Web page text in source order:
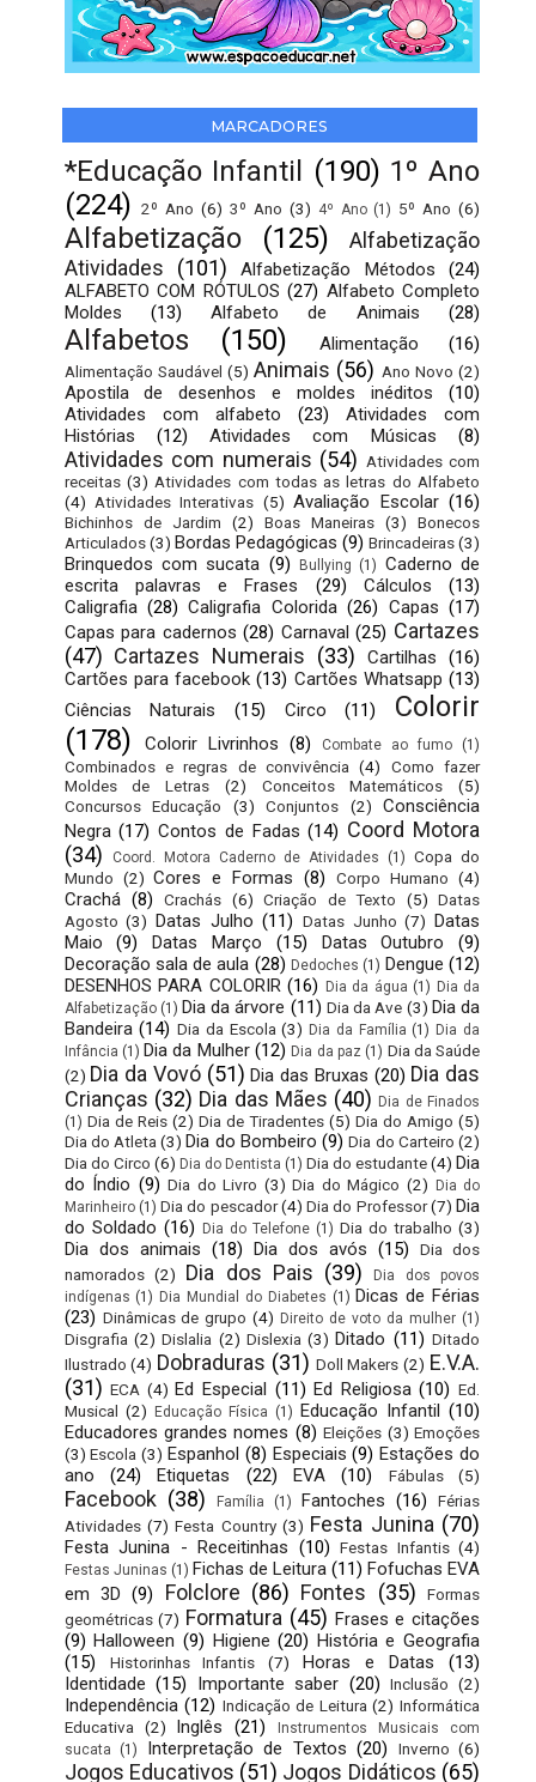
MARCADORES
*Educação Infantil (190) 1º Ano
(224) 2º Ano (6) 3º Ano (3) 4º Ano (1) 5º Ano (6)
Alfabetização (125)
Alfabetização
Atividades
(101) Alfabetização Métodos
(24)
ALFABETO COM RÓTULOS (27) Alfabeto Completo
Moldes
(13) Alfabeto de Animais (28)
Alfabetos (150) Alimentação (16)
Alimentação Saudável (5) Animais (56) Ano Novo (2)
Apostila de desenhos e moldes inéditos
(10)
Atividades com alfabeto
(23)
Atividades com
Histórias
(12) Atividades com Músicas (8)
Atividades com numerais (54) Atividades com
receitas (3) Atividades com todas as letras do Alfabeto
(4) Atividades Interativas (5) Avaliação Escolar (16)
Bichinhos de Jardim (2) Boas Maneiras (3)
Bonecos
Articulados (3) Bordas Pedagógicas (9) Brincadeiras(3)
Brinquedos com sucata (9) Bullying (1) Caderno de
escrita palavras e Frases
(29) Cálculos
(13)
Caligrafia (28) Caligrafia Colorida (26) Capas (17)
Capas para cadernos (28) Carnaval (25) Cartazes
(47) Cartazes Numerais (33) Cartilhas
(16)
Cartões para facebook (13) Cartões Whatsapp (13)
Ciências Naturais
(15) Circo (11)
Colorir
(178)
Colorir Livrinhos (8) Combate ao fumo (1)
Combinados e regras de convivência (4)
Como fazer
Moldes de Letras
(2) Conceitos Matemáticos
(5)
Concursos Educação
(3) Conjuntos (2)
Consciência
Negra (17) Contos de Fadas (14) Coord Motora
(34)
Coord. Motora Caderno de Atividades (1) Copa do
Mundo (2) Cores e Formas (8) Corpo Humano (4)
Crachá (8) Crachás (6) Criação de Texto (5) Datas
Agosto (3) Datas Julho (11) Datas Junho (7) Datas
Maio
(9) Datas Março (15) Datas Outubro
(9)
Decoração sala de aula (28) Dedoches (1) Dengue (12)
DESENHOS PARA COLORIR (16) Dia da água (1) Dia da
Alfabetização (1) Dia da árvore (11) Dia da Ave (3) Dia da
Bandeira (14) Dia da Escola (3) Dia da Família (1) Dia da
Infância (1) Dia da Mulher (12) Dia da paz (1) Dia da Saúde
(2) Dia da Vovó (51) Dia das Bruxas (20) Dia das
Crianças (32) Dia das Mães (40) Dia de Finados
(1) Dia de Reis (2) Dia de Tiradentes (5) Dia do Amigo (5)
Dia do Atleta (3) Dia do Bombeiro (9) Dia do Carteiro (2)
Dia do Circo (6) Dia do Dentista (1) Dia do estudante(4) Dia
do Índio (9) Dia do Livro (3) Dia do Mágico (2)
Dia do
Marinheiro (1) Dia do pescador (4) Dia do Professor (7) Dia
do Soldado (16) Dia do Telefone (1) Dia do trabalho (3)
Dia dos animais (18) Dia dos avós (15)
Dia dos
namorados (2) Dia dos Pais (39)
Dia dos povos
indígenas (1) Dia Mundial do Diabetes (1) Dicas de Férias
(23) Dinâmicas de grupo (4) Direito de voto da mulher (1)
Disgrafia (2) Dislalia (2) Dislexia (3) Ditado (11) Ditado
Ilustrado (4) Dobraduras (31) Doll Makers (2) E.V.A.
(31) ECA (4) Ed Especial (11) Ed Religiosa (10) Ed.
Musical (2) Educação Física (1) Educação Infantil (10)
Educadores grandes nomes (8) Eleições (3) Emoções
(3) Escola (3) Espanhol (8) Especiais (9) Estações do
ano
(24) Etiquetas (22) EVA (10) Fábulas (5)
Facebook (38) Família (1) Fantoches (16)
Férias
Atividades (7) Festa Country (3) Festa Junina (70)
Festa Junina - Receitinhas (10) Festas Infantis (4)
Festas Juninas (1) Fichas de Leitura (11) Fofuchas EVA
em 3D (9) Folclore (86) Fontes (35)
Formas
geométricas (7) Formatura (45) Frases e citações
(9) Halloween (9) Higiene (20) História e Geografia
(15)
Historinhas Infantis (7) Horas e Datas
(13)
Identidade (15) Importante saber (20) Inclusão (2)
Independência (12) Indicação de Leitura (2) Informática
Educativa
(2) Inglês (21)
Instrumentos Musicais com
sucata
(1) Interpretação de Textos (20) Inverno (6)
Jogos Educativos (51) Jogos Didáticos (65)